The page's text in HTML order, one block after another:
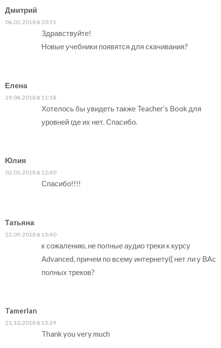
Дмитрий
06.02.2018 в 20:51
Здравствуйте!
Новые учебники появятся для скачивания?
Елена
19.04.2018 в 11:18
Хотелось бы увидеть также Teacher’s Book для
уровней где их нет. Спасибо.
Юлия
02.05.2018 в 12:40
Спасибо!!!!
Татьяна
22.09.2018 в 13:40
к сожалению, не полные аудио треки к курсу
Advanced, причем по всему интернету(( нет ли у ВАс
полных треков?
Tamerlan
21.10.2018 в 13:29
Thank you very much